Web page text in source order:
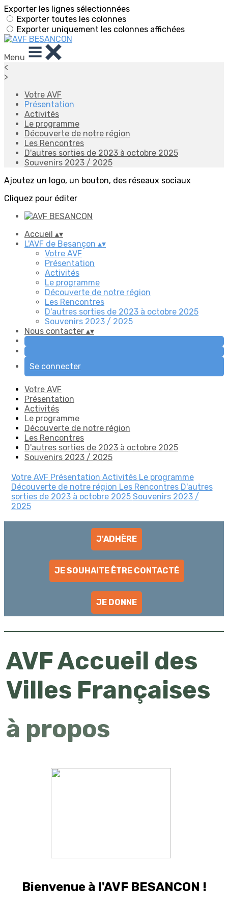
Exporter les lignes sélectionnées
Exporter toutes les colonnes
Exporter uniquement les colonnes affichées
Menu
<
>
Votre AVF
Présentation
Activités
Le programme
Découverte de notre région
Les Rencontres
D'autres sorties de 2023 à octobre 2025
Souvenirs 2023 / 2025
Ajoutez un logo, un bouton, des réseaux sociaux
Cliquez pour éditer
Accueil ▴▾
L'AVF de Besançon ▴▾
Votre AVF
Présentation
Activités
Le programme
Découverte de notre région
Les Rencontres
D'autres sorties de 2023 à octobre 2025
Souvenirs 2023 / 2025
Nous contacter ▴▾
Se connecter
Votre AVF
Présentation
Activités
Le programme
Découverte de notre région
Les Rencontres
D'autres sorties de 2023 à octobre 2025
Souvenirs 2023 / 2025
Votre AVF Présentation Activités Le programme
Découverte de notre région Les Rencontres D'autres
sorties de 2023 à octobre 2025 Souvenirs 2023 /
2025
J'ADHÈRE
JE SOUHAITE ÊTRE CONTACTÉ
JE DONNE
AVF Accueil des
Villes Françaises
à propos
Bienvenue à l'AVF BESANCON !